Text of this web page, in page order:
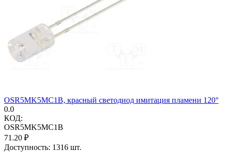
OSR5MK5MC1B, красный светодиод имитация пламени 120°
0.0
КОД:
OSR5MK5MC1B
71.20 ₽
Доступность: 1316 шт.